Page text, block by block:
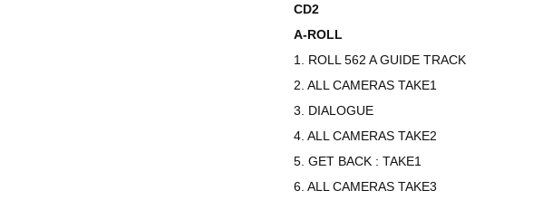
CD2
A-ROLL
1. ROLL 562 A GUIDE TRACK
2. ALL CAMERAS TAKE1
3. DIALOGUE
4. ALL CAMERAS TAKE2
5. GET BACK : TAKE1
6. ALL CAMERAS TAKE3